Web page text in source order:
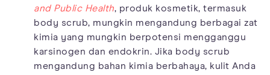
and Public Health, produk kosmetik, termasuk
body scrub, mungkin mengandung berbagai zat
kimia yang mungkin berpotensi mengganggu
karsinogen dan endokrin. Jika body scrub
mengandung bahan kimia berbahaya, kulit Anda